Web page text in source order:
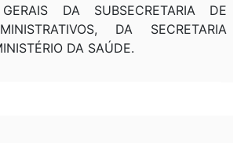
DA SUBSECRETARIA DE
DA SECRETARIA
DA SAÚDE.